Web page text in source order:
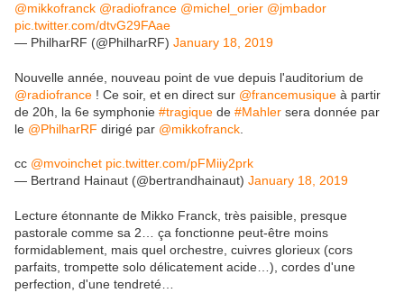
@mikkofranck @radiofrance @michel_orier @jmbador
pic.twitter.com/dtvG29FAae
— PhilharRF (@PhilharRF) January 18, 2019
Nouvelle année, nouveau point de vue depuis l'auditorium de
@radiofrance ! Ce soir, et en direct sur @francemusique à partir
de 20h, la 6e symphonie #tragique de #Mahler sera donnée par
le @PhilharRF dirigé par @mikkofranck
cc @mvoinchet pic.twitter.com/pFMiiy2prk
— Bertrand Hainaut (@bertrandhainaut) January 18, 2019
Lecture étonnante de Mikko Franck, très paisible, presque
pastorale comme sa 2… ça fonctionne peut-être moins
formidablement, mais quel orchestre, cuivres glorieux (cors
parfaits, trompette solo délicatement acide…), cordes d'une
perfection, d'une tendreté…